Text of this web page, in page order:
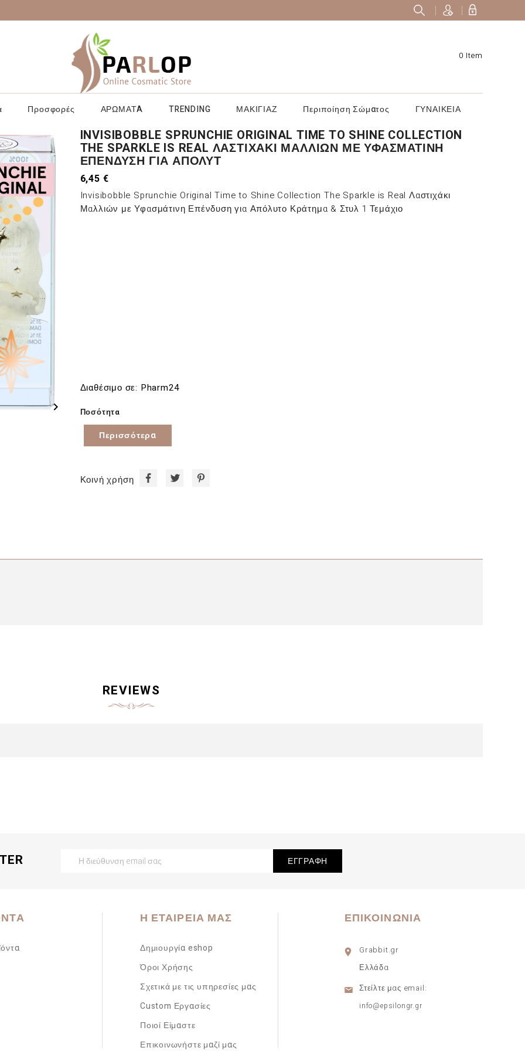
0 Item
Προσφορές ΑΡΩΜΑΤA TRENDING ΜΑΚΙΓΙΑΖ Περιποίηση Σώματος ΓΥΝΑΙΚΕΙΑ

INVISIBOBBLE SPRUNCHIE ORIGINAL TIME TO SHINE COLLECTION
THE SPARKLE IS REAL ΛΑΣΤΙΧΆΚΙ ΜΑΛΛΙΏΝ ΜΕ ΥΦΑΣΜΆΤΙΝΗ
ΕΠΈΝΔΥΣΗ ΓΙΑ ΑΠΌΛΥΤ
6,45 €
Invisibobble Sprunchie Original Time to Shine Collection The Sparkle is Real Λαστιχάκι
Μαλλιών με Υφασμάτινη Επένδυση για Απόλυτο Κράτημα & Στυλ 1 Τεμάχιο
Διαθέσιμο σε: Pharm24
Ποσότητα
Περισσότερα
Κοινή χρήση
REVIEWS
Η ΕΤΑΙΡΕΊΑ ΜΑΣ
Δημιουργία eshop
Όροι Χρήσης
Σχετικά με τις υπηρεσίες μας
Custom Εργασίες
Ποιοί Είμαστε
Επικοινωνήστε μαζί μας
ΕΠΙΚΟΙΝΩΝΊΑ
Grabbit.gr
Ελλάδα
Στείλτε μας email:
info@epsilongr.gr